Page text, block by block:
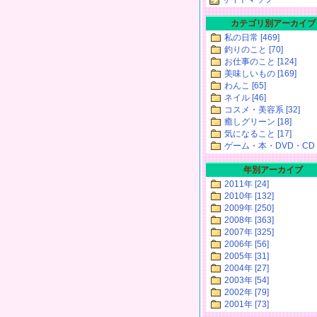
カテゴリ別アーカイブ
私の日常 [469]
釣りのこと [70]
お仕事のこと [124]
美味しいもの [169]
わんこ [65]
ネイル [46]
コスメ・美容系 [32]
癒しグリーン [18]
気になること [17]
ゲーム・本・DVD・CD
年別アーカイブ
2011年 [24]
2010年 [132]
2009年 [250]
2008年 [363]
2007年 [325]
2006年 [56]
2005年 [31]
2004年 [27]
2003年 [54]
2002年 [79]
2001年 [73]